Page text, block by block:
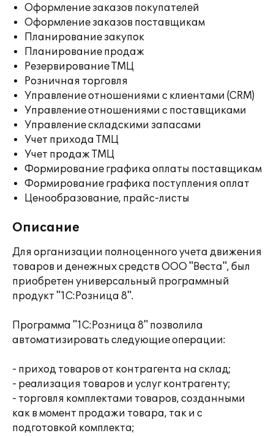
Оформление заказов покупателей
Оформление заказов поставщикам
Планирование закупок
Планирование продаж
Резервирование ТМЦ
Розничная торговля
Управление отношениями с клиентами (CRM)
Управление отношениями с поставщиками
Управление складскими запасами
Учет прихода ТМЦ
Учет продаж ТМЦ
Формирование графика оплаты поставщикам
Формирование графика поступления оплат
Ценообразование, прайс-листы
Описание
Для организации полноценного учета движения
товаров и денежных средств ООО "Веста", был
приобретен универсальный программный
продукт "1С:Розница 8".
Программа "1С:Розница 8" позволила
автоматизировать следующие операции:
- приход товаров от контрагента на склад;
- реализация товаров и услуг контрагенту;
- торговля комплектами товаров, созданными
как в момент продажи товара, так и с
подготовкой комплекта;